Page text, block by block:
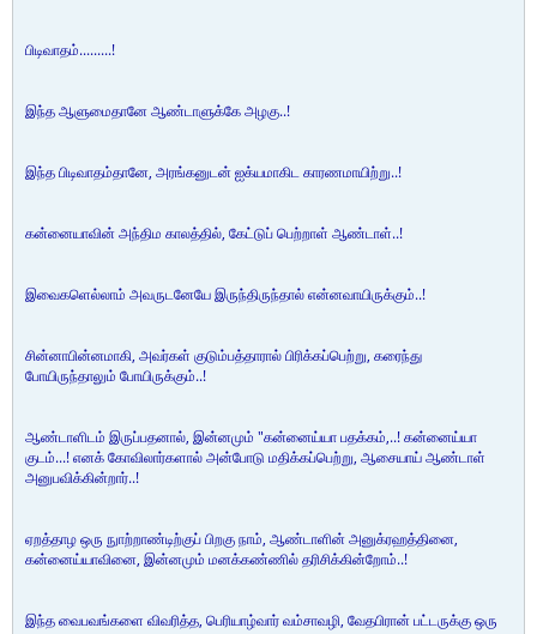
பிடிவாதம்.........!
இந்த ஆளுமைதானே ஆண்டாளுக்கே அழகு..!
இந்த பிடிவாதம்தானே, அரங்கனுடன் ஐக்யமாகிட காரணமாயிற்று..!
கன்னையாவின் அந்திம காலத்தில், கேட்டுப் பெற்றாள் ஆண்டாள்..!
இவைகளெல்லாம் அவருடனேயே இருந்திருந்தால் என்னவாயிருக்கும்..!
சின்னாபின்னமாகி, அவர்கள் குடும்பத்தாரால் பிரிக்கப்பெற்று, கரைந்து
போயிருந்தாலும் போயிருக்கும்..!
ஆண்டாளிடம் இருப்பதனால், இன்னமும் "கன்னைய்யா பதக்கம்,..! கன்னைய்யா
குடம்...! எனக் கோவிலார்களால் அன்போடு மதிக்கப்பெற்று, ஆசையாய் ஆண்டாள்
அனுபவிக்கின்றார்..!
ஏறத்தாழ ஒரு நுாற்றாண்டிற்குப் பிறகு நாம், ஆண்டாளின் அனுக்ரஹத்தினை,
கன்னைய்யாவினை, இன்னமும் மனக்கண்ணில் தரிசிக்கின்றோம்..!
இந்த வைபவங்களை விவரித்த, பெரியாழ்வார் வம்சாவழி, வேதபிரான் பட்டருக்கு ஒரு